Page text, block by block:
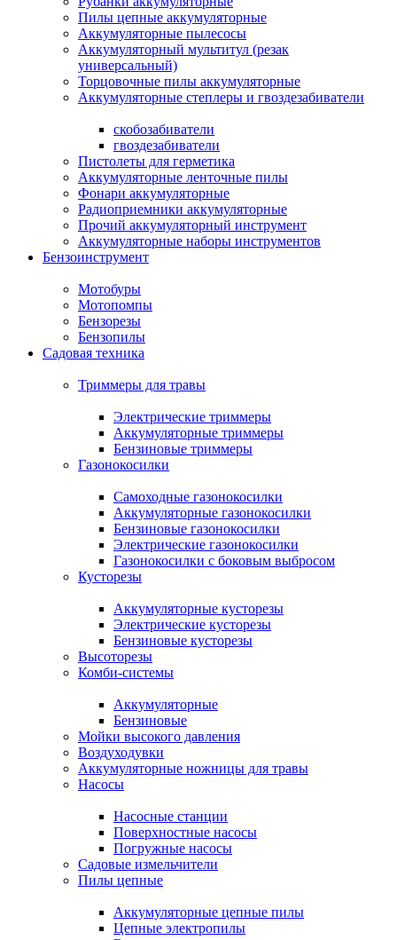
Пилы цепные аккумуляторные
Аккумуляторные пылесосы
Аккумуляторный мультитул (резак
универсальный)
Торцовочные пилы аккумуляторные
Аккумуляторные степлеры и гвоздезабиватели
скобозабиватели
гвоздезабиватели
Пистолеты для герметика
Аккумуляторные ленточные пилы
Фонари аккумуляторные
Радиоприемники аккумуляторные
Прочий аккумуляторный инструмент
Аккумуляторные наборы инструментов
Бензоинструмент
Мотобуры
Мотопомпы
Бензорезы
Бензопилы
Садовая техника
Триммеры для травы
Электрические триммеры
Аккумуляторные триммеры
Бензиновые триммеры
Газонокосилки
Самоходные газонокосилки
Аккумуляторные газонокосилки
Бензиновые газонокосилки
Электрические газонокосилки
Газонокосилки с боковым выбросом
Кусторезы
Аккумуляторные кусторезы
Электрические кусторезы
Бензиновые кусторезы
Высоторезы
Комби-системы
Аккумуляторные
Бензиновые
Мойки высокого давления
Воздуходувки
Аккумуляторные ножницы для травы
Насосы
Насосные станции
Поверхностные насосы
Погружные насосы
Садовые измельчители
Пилы цепные
Аккумуляторные цепные пилы
Цепные электропилы